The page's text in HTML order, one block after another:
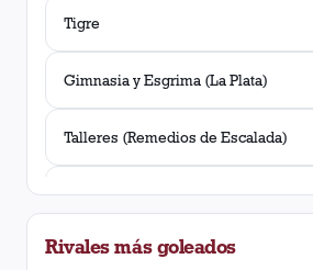
Tigre
Gimnasia y Esgrima (La Plata)
Talleres (Remedios de Escalada)
Chacarita Juniors
Rivales más goleados